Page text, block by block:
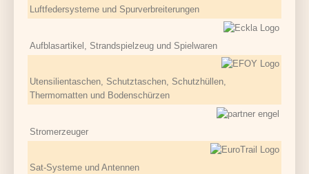
Luftfedersysteme und Spurverbreiterungen
Aufblasartikel, Strandspielzeug und Spielwaren
Utensilientaschen, Schutztaschen, Schutzhüllen,
Thermomatten und Bodenschürzen
Stromerzeuger
Sat-Systeme und Antennen